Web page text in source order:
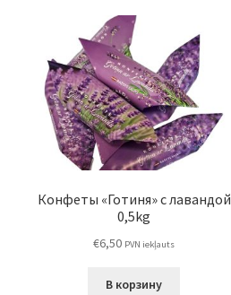
Конфеты «Готиня» с лавандой
0,5kg
€6,50 PVN iekļauts
В корзину